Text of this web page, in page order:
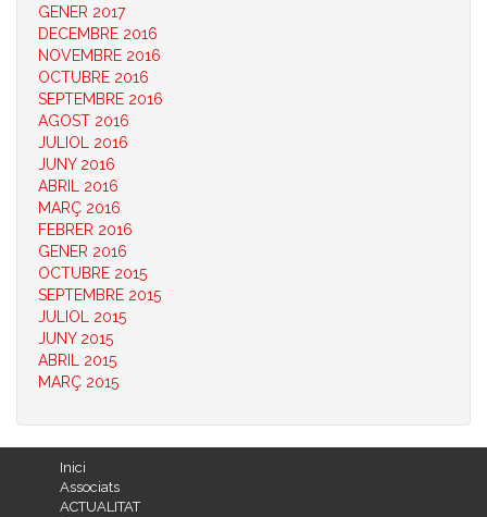
GENER 2017
DECEMBRE 2016
NOVEMBRE 2016
OCTUBRE 2016
SEPTEMBRE 2016
AGOST 2016
JULIOL 2016
JUNY 2016
ABRIL 2016
MARÇ 2016
FEBRER 2016
GENER 2016
OCTUBRE 2015
SEPTEMBRE 2015
JULIOL 2015
JUNY 2015
ABRIL 2015
MARÇ 2015
Inici
Associats
ACTUALITAT